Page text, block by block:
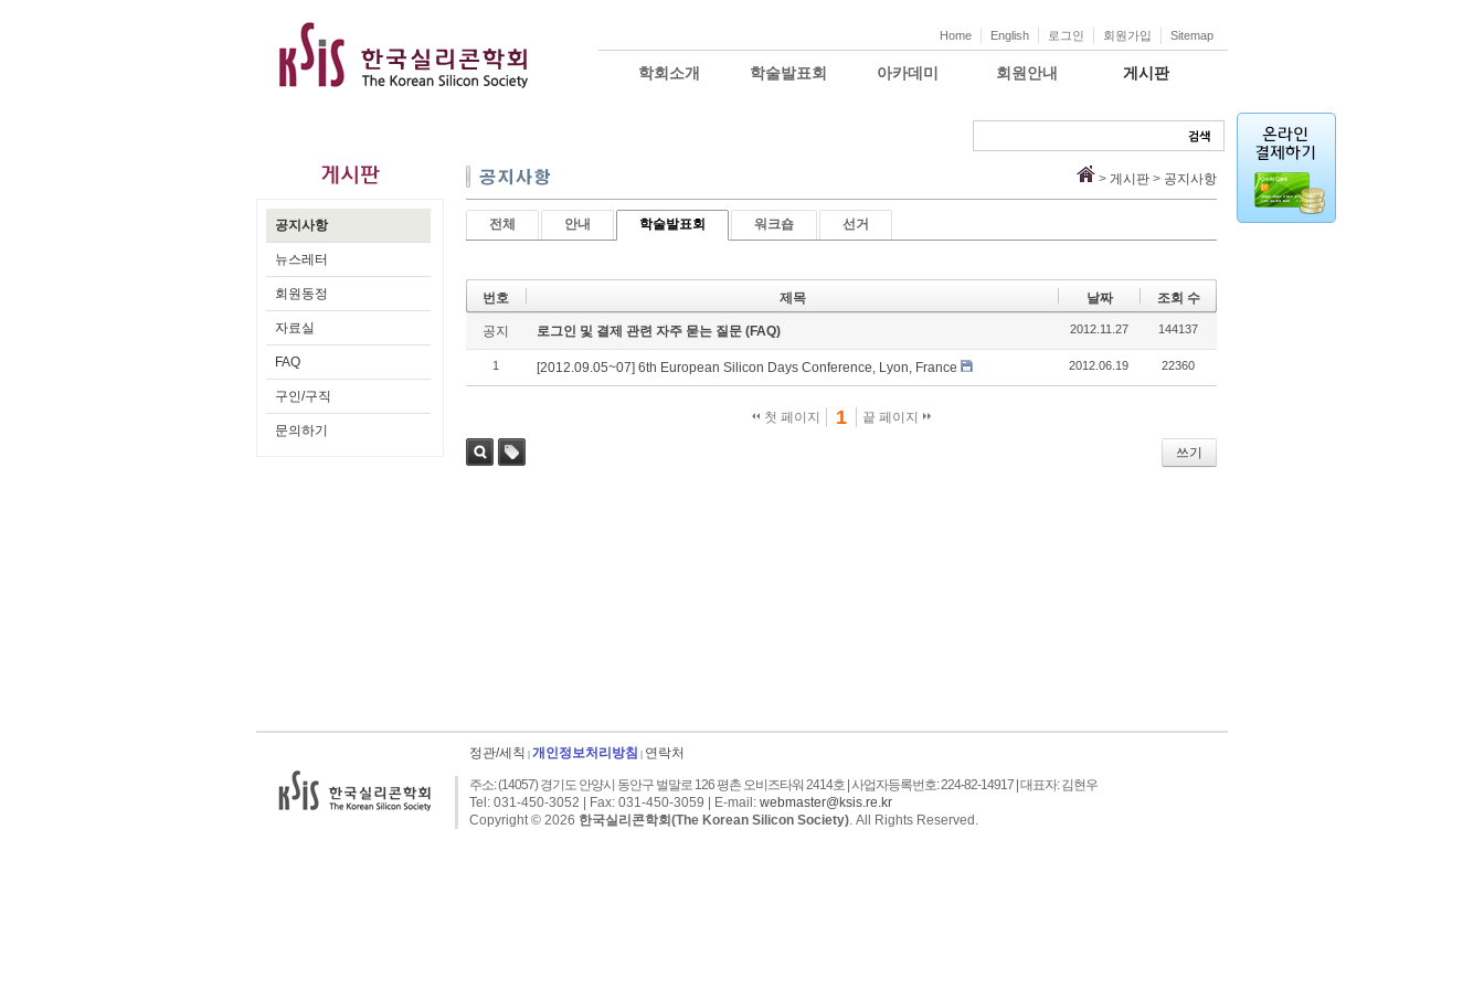
Sitemap
회원가입
로그인
English
Home
학회소개 학술발표회 아카데미 회원안내 게시판
공지사항
뉴스레터
회원동정
자료실
FAQ
구인/구직
문의하기
> 게시판 > 공지사항
전체 안내 학술발표회 워크숍 선거
번호 제목 날짜 조회 수
공지 로그인 및 결제 관련 자주 묻는 질문 (FAQ) 2012.11.27 144137
1 [2012.09.05~07] 6th European Silicon Days Conference, Lyon, France 2012.06.19 22360
첫 페이지 1 끝 페이지
쓰기
정관/세칙 개인정보처리방침 연락처
주소: (14057) 경기도 안양시 동안구 벌말로 126 평촌 오비즈타워 2414호 | 사업자등록번호: 224-82-14917 | 대표자: 김현우
Tel: 031-450-3052 | Fax: 031-450-3059 | E-mail: webmaster@ksis.re.kr
Copyright © 2026 한국실리콘학회(The Korean Silicon Society). All Rights Reserved.